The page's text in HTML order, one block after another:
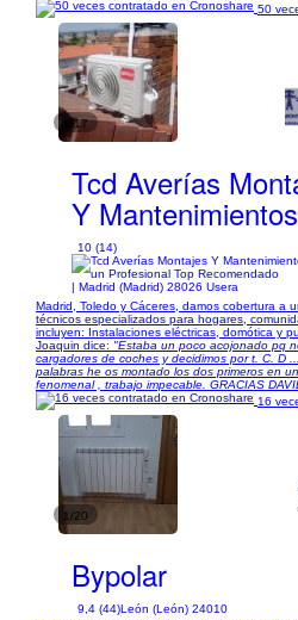
50
1/17
Tcd Averías
Y
10 (14)
| Madrid (Madrid) 28026 Usera
Madrid, Toledo y Cáceres, damos cobertura a
técnicos especializados para hogares,
incluyen: Instalaciones eléctricas, domótica y
Joaquin dice: "Estaba un poco acojonado pq
cargadores de coches y decidimos por t. C. D
palabras he os montado los dos primeros en
fenomenal , trabajo impecable. GRACIAS
16
1/20
Bypolar
9,4 (44)León (León) 24010